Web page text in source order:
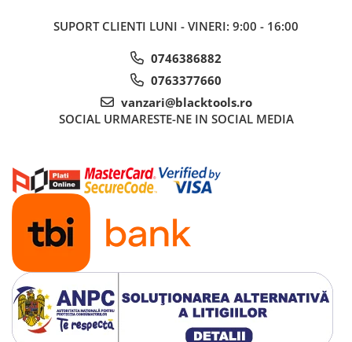
Universale
Volkswagen
Volvo
Scule pentru tinichigerie
Scule Pneumatice
Accesorii Pneumatice
Alte scule pneumatice
Chei cu clichet
SUPORT CLIENTI LUNI - VINERI: 9:00 - 16:00
0746386882
0763377660
vanzari@blacktools.ro
SOCIAL URMARESTE-NE IN SOCIAL MEDIA